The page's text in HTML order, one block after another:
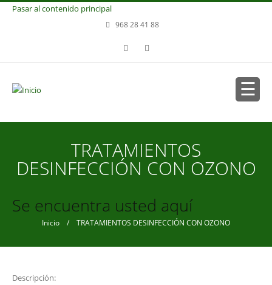
Pasar al contenido principal
968 28 41 88
TRATAMIENTOS
DESINFECCIÓN CON OZONO
Se encuentra usted aquí
Inicio / TRATAMIENTOS DESINFECCIÓN CON OZONO
Descripción: